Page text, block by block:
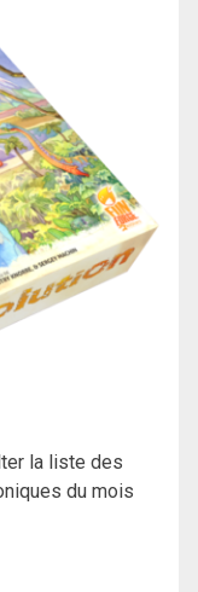
la liste des
du mois